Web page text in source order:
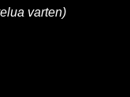
varten)